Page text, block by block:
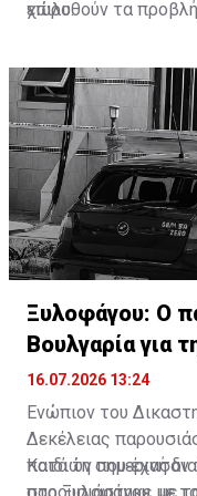
χώρο.
επιλυθούν τα
Διαβάστε επίσης: Η
ασφάλεια σχολείων
Ξυλοφάγου: Ο
Βουλγαρία για
του
16.07.2026 13:24
Ενώπιον του
Δεκέλειας
παιδιών που έχασαν
στο Ξυλοφάγου, με
Κατά τη σημερινή
παρουσιάστηκε με